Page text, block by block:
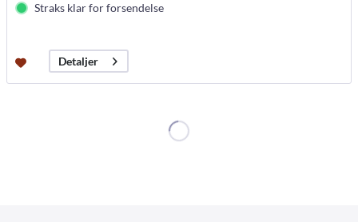
Straks klar for forsendelse
Detaljer